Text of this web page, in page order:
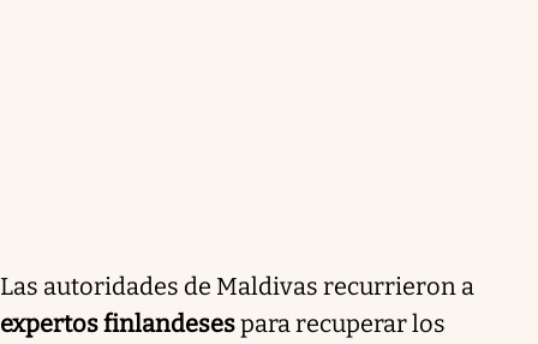
Las autoridades de Maldivas recurrieron a
expertos finlandesespara recuperar los